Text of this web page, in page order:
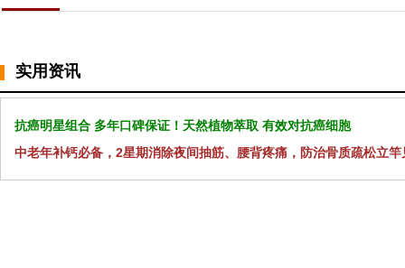
实用资讯
抗癌明星组合 多年口碑保证！天然植物萃取 有效对抗癌细胞
中老年补钙必备，2星期消除夜间抽筋、腰背疼痛，防治骨质疏松立竿